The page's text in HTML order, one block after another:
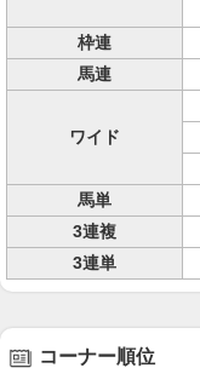
枠連
馬連
ワイド
馬単
3連複
3連単
コーナー順位